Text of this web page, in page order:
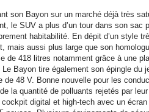
son Bayon sur un marché déjà très
le SUV a plus d’un tour dans son sac
habitabilité. En dépit d’un style
mais aussi plus large que son
de 418 litres notamment grâce à une
Bayon tire également son épingle du
48 V. Bonne nouvelle pour les
la quantité de polluants rejetés par
digital et high-tech avec un